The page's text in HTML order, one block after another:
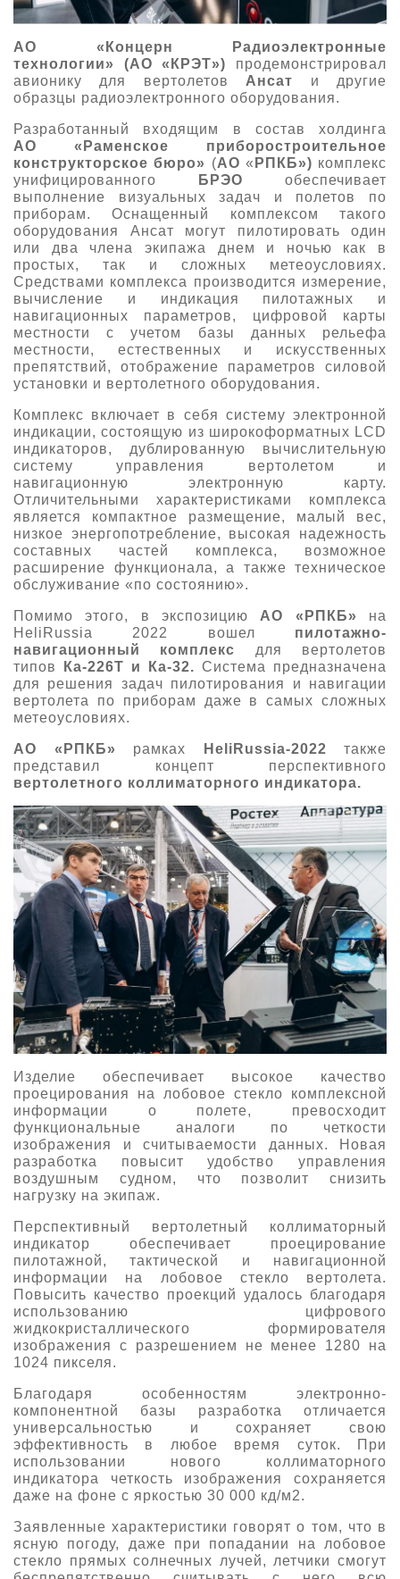
АО «Концерн Радиоэлектронные
технологии»
(АО «КРЭТ») продемонстрировал
авионику для вертолетов Ансат и другие
образцы радиоэлектронного оборудования.
Разработанный входящим в состав холдинга
АО
«Раменское приборостроительное
конструкторское бюро» (АО « РПКБ») комплекс
унифицированного
БРЭО обеспечивает
выполнение визуальных задач и полетов по
приборам. Оснащенный комплексом такого
оборудования Ансат могут пилотировать один
или два члена экипажа днем и ночью как в
простых, так и сложных метеоусловиях.
Средствами комплекса производится измерение,
вычисление и индикация пилотажных и
навигационных параметров, цифровой карты
местности с учетом базы данных рельефа
местности, естественных и искусственных
препятствий, отображение параметров силовой
установки и вертолетного оборудования.
Комплекс включает в себя систему электронной
индикации, состоящую из широкоформатных LCD
индикаторов, дублированную вычислительную
систему управления вертолетом и
навигационную электронную карту.
Отличительными характеристиками комплекса
является компактное размещение, малый вес,
низкое энергопотребление, высокая надежность
составных частей комплекса, возможное
расширение функционала, а также техническое
обслуживание «по состоянию».
Помимо этого, в экспозицию АО «РПКБ» на
HeliRussia 2022 вошел пилотажно-
навигационный комплекс для вертолетов
типов
Ка-226Т и Ка-32. Система предназначена
для решения задач пилотирования и навигации
вертолета по приборам даже в самых сложных
метеоусловиях.
АО «РПКБ» рамках HeliRussia-2022 также
представил концепт перспективного
вертолетного коллиматорного индикатора.
Изделие обеспечивает высокое качество
проецирования на лобовое стекло комплексной
информации о полете, превосходит
функциональные аналоги по четкости
изображения и считываемости данных. Новая
разработка повысит удобство управления
воздушным судном, что позволит снизить
нагрузку на экипаж.
Перспективный вертолетный коллиматорный
индикатор обеспечивает проецирование
пилотажной, тактической и навигационной
информации на лобовое стекло вертолета.
Повысить качество проекций удалось благодаря
использованию цифрового
жидкокристаллического формирователя
изображения с разрешением не менее 1280 на
1024 пикселя.
Благодаря особенностям электронно-
компонентной базы разработка отличается
универсальностью и сохраняет свою
эффективность в любое время суток. При
использовании нового коллиматорного
индикатора четкость изображения сохраняется
даже на фоне с яркостью 30 000 кд/м2.
Заявленные характеристики говорят о том, что в
ясную погоду, даже при попадании на лобовое
стекло прямых солнечных лучей, летчики смогут